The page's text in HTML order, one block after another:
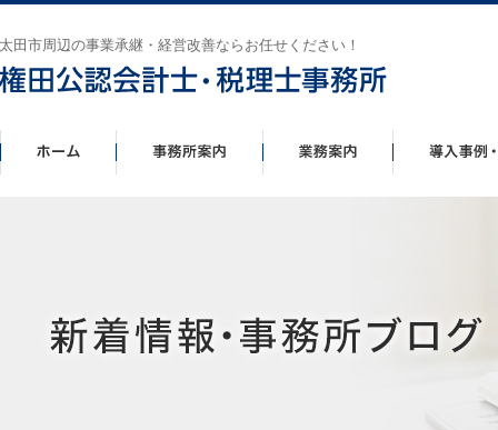
太田市周辺の事業承継・経営改善ならお任せください！